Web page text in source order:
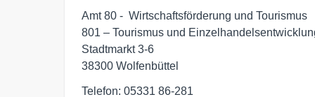
Amt 80 -  Wirtschaftsförderung und Tourismus
801 – Tourismus und
Stadtmarkt 3-6
38300 Wolfenbüttel
Telefon: 05331 86-281